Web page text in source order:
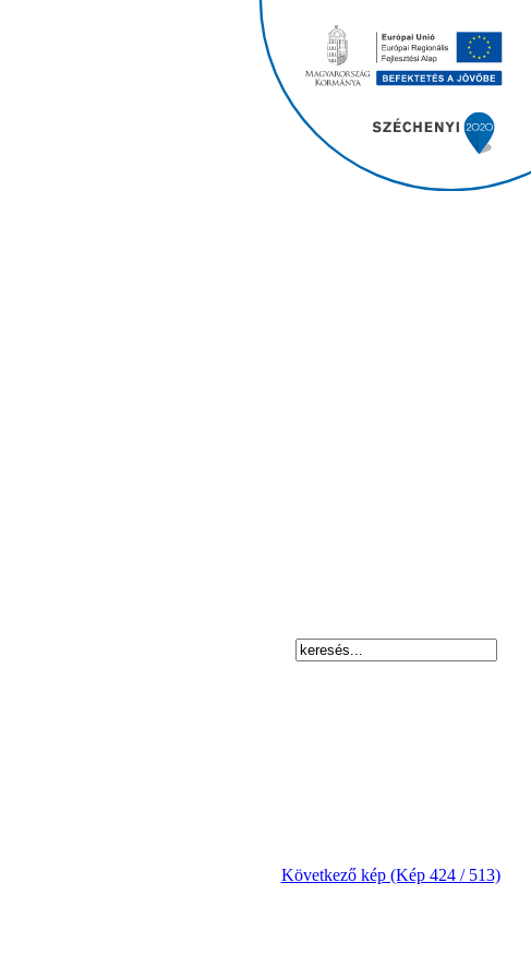
Következő kép (Kép 424 / 513)